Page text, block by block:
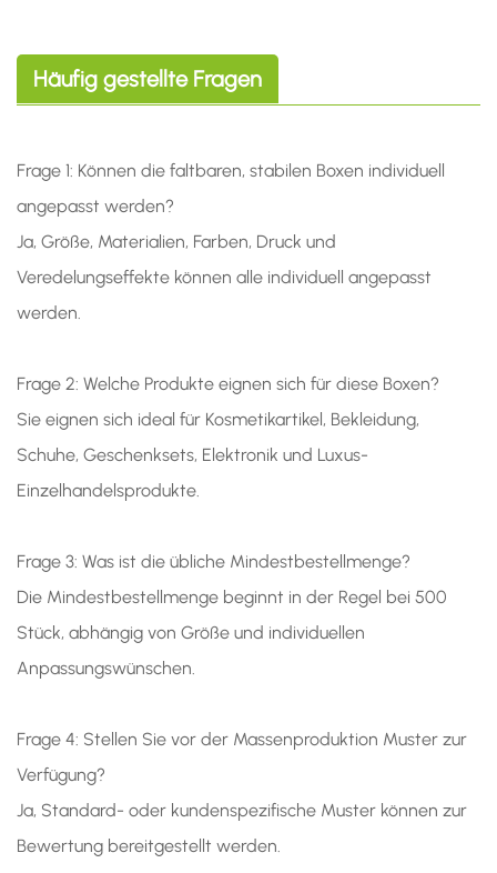
Häufig gestellte Fragen
Frage 1: Können die faltbaren, stabilen Boxen individuell
angepasst werden?
Ja, Größe, Materialien, Farben, Druck und
Veredelungseffekte können alle individuell angepasst
werden.
Frage 2: Welche Produkte eignen sich für diese Boxen?
Sie eignen sich ideal für Kosmetikartikel, Bekleidung,
Schuhe, Geschenksets, Elektronik und Luxus-
Einzelhandelsprodukte.
Frage 3: Was ist die übliche Mindestbestellmenge?
Die Mindestbestellmenge beginnt in der Regel bei 500
Stück, abhängig von Größe und individuellen
Anpassungswünschen.
Frage 4: Stellen Sie vor der Massenproduktion Muster zur
Verfügung?
Ja, Standard- oder kundenspezifische Muster können zur
Bewertung bereitgestellt werden.